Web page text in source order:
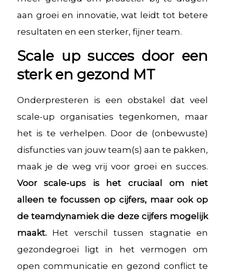
aan groei en innovatie, wat leidt tot betere
resultaten en een sterker, fijner team.
Scale up succes door een
sterk en gezond MT
Onderpresteren is een obstakel dat veel
scale-up organisaties tegenkomen, maar
het is te verhelpen. Door de (onbewuste)
disfuncties van jouw team(s) aan te pakken,
maak je de weg vrij voor groei en succes.
Voor scale-ups is het cruciaal om niet
alleen te focussen op cijfers, maar ook op
de teamdynamiek die deze cijfers mogelijk
maakt.Het verschil tussen stagnatie en
gezondegroei ligt in het vermogen om
open communicatie en gezond conflict te